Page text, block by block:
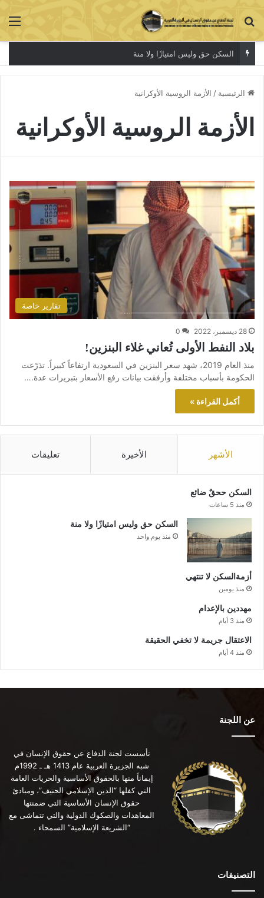
بحث عن
السكن حق وليس امتيازًا ولا منة
الرئيسية / الأزمة الروسية الأوكرانية
الأزمة الروسية الأوكرانية
تقارير خاصة
28 ديسمبر، 2022 0
بلاد النفط الأولى تُعاني غلاء البنزين!
منذ العام 2019، شهد سعر البنزين في السعودية ارتفاعاً كبيراً. تذرّعت
الحكومة بأسباب مختلفة وأرفقت بيانات رفع الأسعار بتبريرات عدة.…
أكمل القراءة »
الأشهر الأخيرة تعليقات
السكن ححقٌ ضائع
منذ 5 ساعات
السكن حق وليس امتيازًا ولا منة
منذ يوم واحد
أزمةالسكن لا تنتهي
منذ يومين
مهددين بالإعدام
منذ 3 أيام
الاعتقال جريمة لا تخفي الحقيقة
منذ 4 أيام
عن اللجنة
تأسست لجنة الدفاع عن حقوق الإنسان في
شبه الجزيرة العربية عام 1413 هـ ـ 1992م
إيماناً منها بالحقوق الأساسية والحريات العامة
التي كفلها “الدين الإسلامي الحنيف”، ومبادئ
حقوق الإنسان الأساسية التي ضمنتها
المعاهدات والصكوك الدولية والتي تتماشى مع
“الشريعة الإسلامية” السمحاء .
التصنيفات